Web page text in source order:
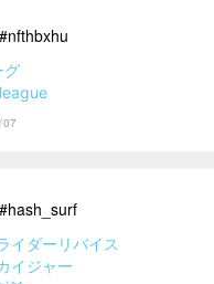
#nfthbxhu
グ
#hash_surf
イダーリバイス
イジャー